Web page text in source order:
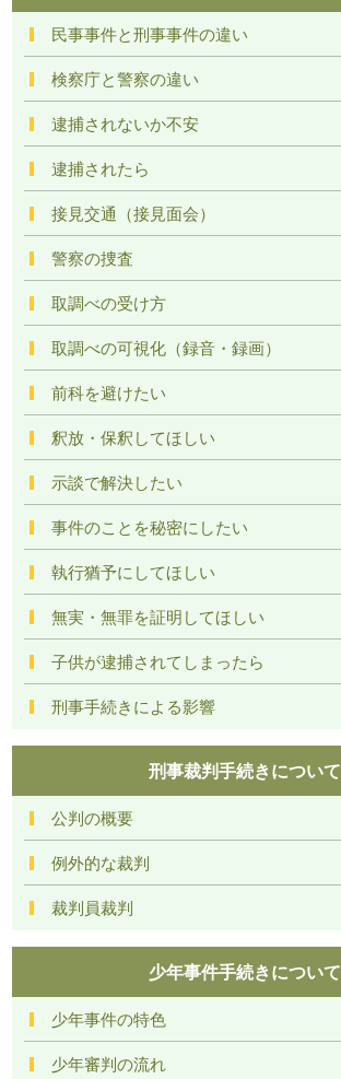
民事事件と刑事事件の違い
検察庁と警察の違い
逮捕されないか不安
逮捕されたら
接見交通（接見面会）
警察の捜査
取調べの受け方
取調べの可視化（録音・録画）
前科を避けたい
釈放・保釈してほしい
示談で解決したい
事件のことを秘密にしたい
執行猶予にしてほしい
無実・無罪を証明してほしい
子供が逮捕されてしまったら
刑事手続きによる影響
刑事裁判手続きについて
公判の概要
例外的な裁判
裁判員裁判
少年事件手続きについて
少年事件の特色
少年審判の流れ